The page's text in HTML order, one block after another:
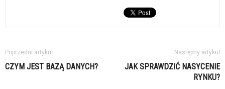
Poprzedni artykuł
CZYM JEST BAZĄ DANYCH?
Następny artykuł
JAK SPRAWDZIĆ NASYCENIE
RYNKU?